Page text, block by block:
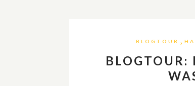
BLOGTOUR ,
BLOGTOUR: